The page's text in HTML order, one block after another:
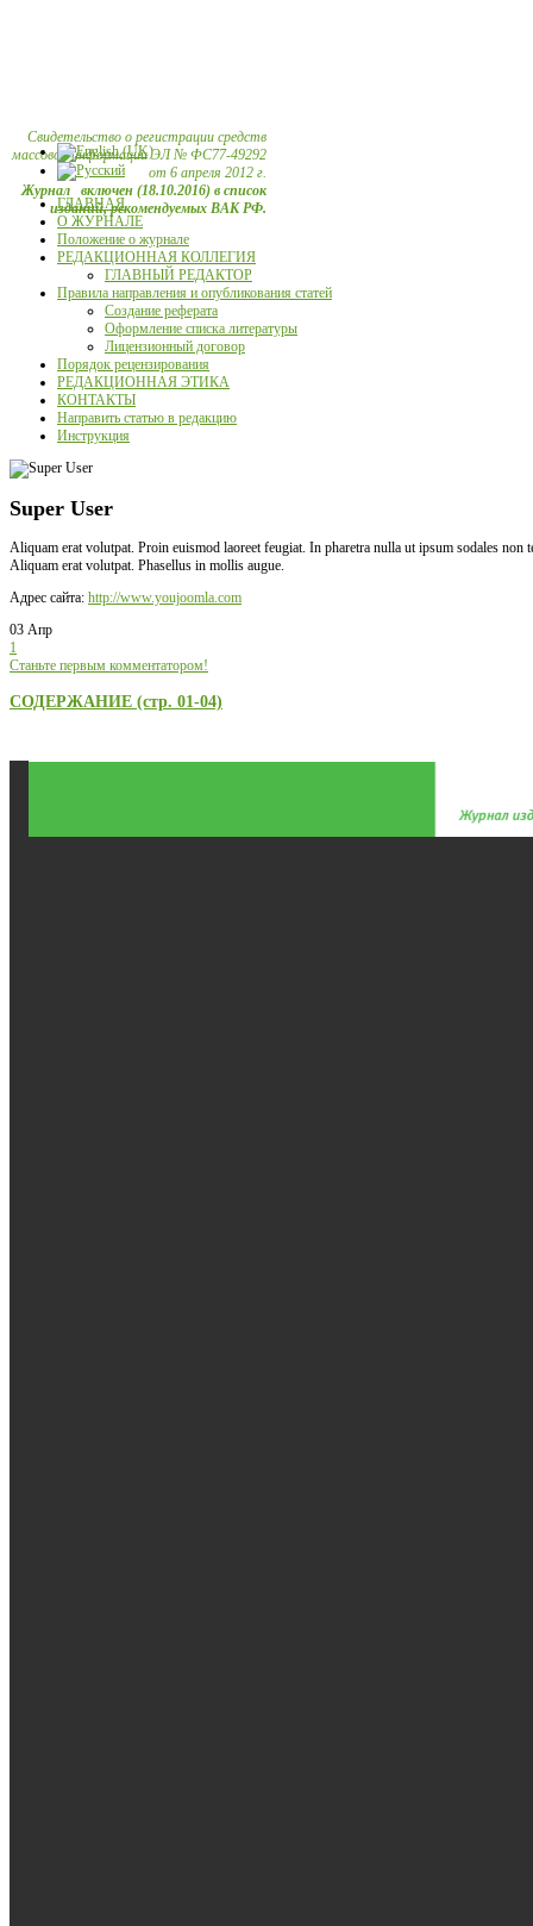
Свидетельство о регистрации средств
массовой информации ЭЛ № ФС77-49292
от 6 апреля 2012 г.
Журнал включен (18.10.2016) в список
изданий, рекомендуемых ВАК РФ.
ГЛАВНАЯ
О ЖУРНАЛЕ
Положение о журнале
РЕДАКЦИОННАЯ КОЛЛЕГИЯ
ГЛАВНЫЙ РЕДАКТОР
Правила направления и опубликования статей
Создание реферата
Оформление списка литературы
Лицензионный договор
Порядок рецензирования
РЕДАКЦИОННАЯ ЭТИКА
КОНТАКТЫ
Направить статью в редакцию
Инструкция
Super User
Aliquam erat volutpat. Proin euismod laoreet feugiat. In pharetra nulla ut ipsum sodales
Aliquam erat volutpat. Phasellus in mollis augue.
Адрес сайта: http://www.youjoomla.com
03 Апр
1
Станьте первым комментатором!
СОДЕРЖАНИЕ (стр. 01-04)